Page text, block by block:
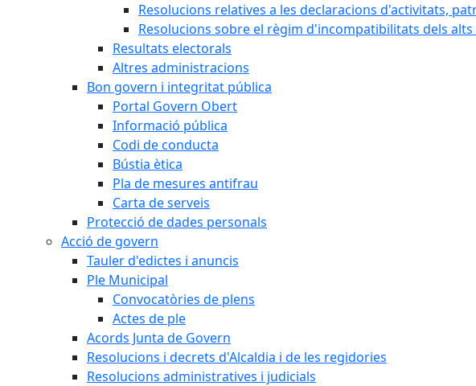
Resolucions relatives a les declaracions d'activitats,
Resolucions sobre el règim d'incompatibilitats dels
Resultats electorals
Altres administracions
Bon govern i integritat pública
Portal Govern Obert
Informació pública
Codi de conducta
Bústia ètica
Pla de mesures antifrau
Carta de serveis
Protecció de dades personals
Acció de govern
Tauler d'edictes i anuncis
Ple Municipal
Convocatòries de plens
Actes de ple
Acords Junta de Govern
Resolucions i decrets d'Alcaldia i de les regidories
Resolucions administratives i judicials